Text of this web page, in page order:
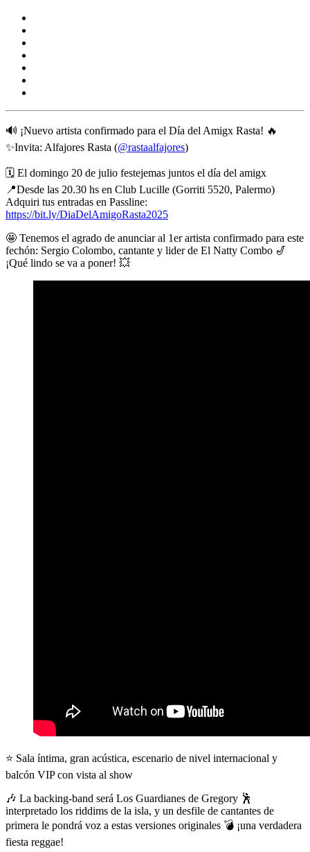
🔊 ¡Nuevo artista confirmado para el Día del Amigx Rasta! 🔥
✨Invita: Alfajores Rasta (@rastaalfajores)
🗓 El domingo 20 de julio festejemas juntos el día del amigx
📍Desde las 20.30 hs en Club Lucille (Gorriti 5520, Palermo)
Adquiri tus entradas en Passline:
https://bit.ly/DiaDelAmigoRasta2025
🤩 Tenemos el agrado de anunciar al 1er artista confirmado para este
fechón: Sergio Colombo, cantante y lider de El Natty Combo 🎷
¡Qué lindo se va a poner! 💥
⭐ Sala íntima, gran acústica, escenario de nivel internacional y
balcón VIP con vista al show
🎶 La backing-band será Los Guardianes de Gregory 🕺
interpretado los riddims de la isla, y un desfile de cantantes de
primera le pondrá voz a estas versiones originales 💣 ¡una verdadera
fiesta reggae!